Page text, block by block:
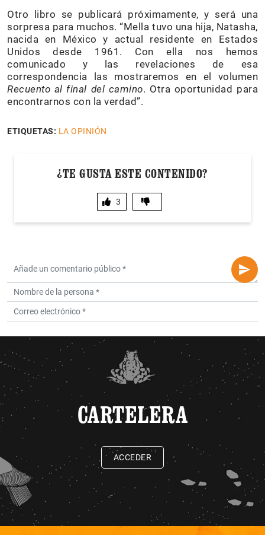
Otro libro se publicará próximamente, y será una
sorpresa para muchos. “Mella tuvo una hija, Natasha,
nacida en México y actual residente en Estados
Unidos desde 1961. Con ella nos hemos
comunicado y las revelaciones de esa
correspondencia las mostraremos en el volumen
Recuento al final del camino. Otra oportunidad para
encontrarnos con la verdad”.
ETIQUETAS: LA OPINIÓN
¿TE GUSTA ESTE CONTENIDO?
3
CARTELERA
ACCEDER